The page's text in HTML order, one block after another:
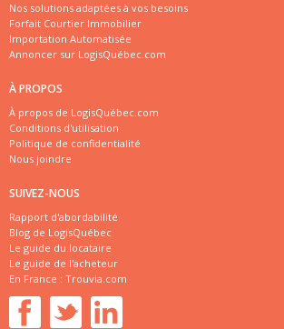
Nos solutions adaptées à vos besoins
Forfait Courtier Immobilier
Importation Automatisée
Annoncer sur LogisQuébec.com
À PROPOS
À propos de LogisQuébec.com
Conditions d'utilisation
Politique de confidentialité
Nous joindre
SUIVEZ-NOUS
Rapport d'abordabilité
Blog de LogisQuébec
Le guide du locataire
Le guide de l'acheteur
En France : Trouvia.com